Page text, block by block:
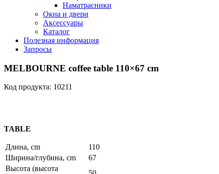
Наматрасники
Окна и двери
Аксессуары
Каталог
Полезная информация
Запросы
MELBOURNE coffee table 110×67 cm
Код продукта: 10211
TABLE
Длина, cm
110
Ширина/глубина, cm
67
Высота (высота